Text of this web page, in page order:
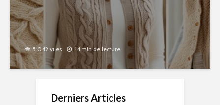
5 042 vues 14 min de lecture
Derniers Articles